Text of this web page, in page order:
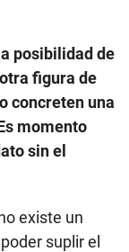
posibilidad de
figura de
concreten una
momento
sin el
existe un
suplir el